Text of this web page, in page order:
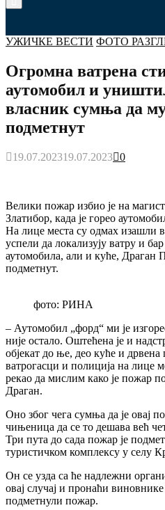
Menu
УЖИЧКЕ ВЕСТИ ФОТО
Огромна ватрена
аутомобил и
власник сумња да
подметнут
19.07.202319.07.2023 0
Велики пожар избио је на
Златибор, када је горео
На лице места су одмах изашли
успели да локализују ватру и
аутомобила, али и куће, Драган
подметнут.
фото: РИНА
– Аутомобил „форд“ ми је
није остало. Оштећена је и
објекат до ње, део куће и
ватрогасци и полиција на лице
рекао да мислим како је пожар
Драган.
Оно због чега сумња да је овај
чињеница да се то дешава већ
Три пута до сада пожар је
туристичком комплексу у селу
Он се узда са ће надлежни
овај случај и пронаћи
подметнули пожар.